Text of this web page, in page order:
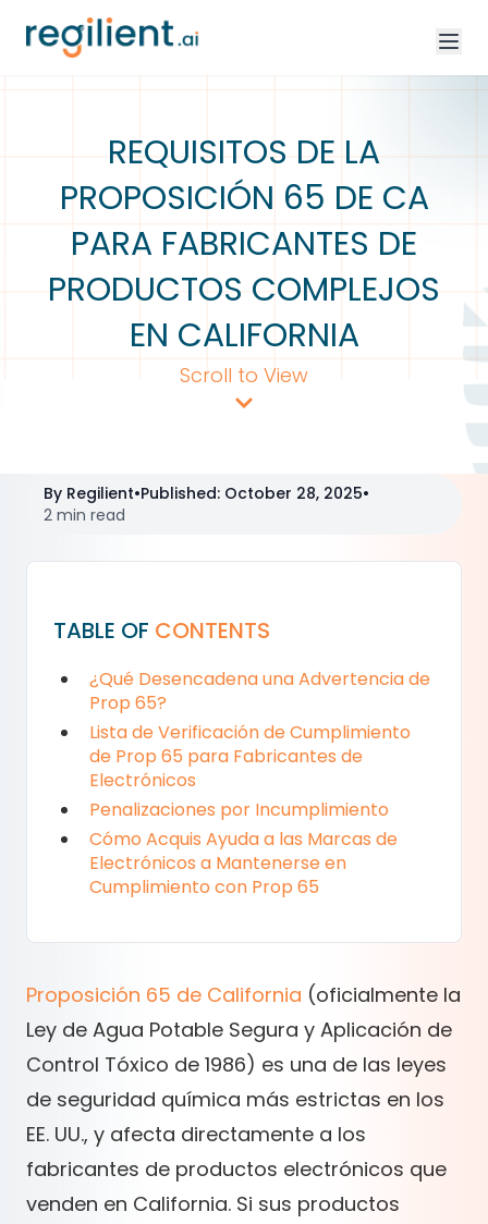
REQUISITOS DE LA
PROPOSICIÓN 65 DE CA
PARA FABRICANTES DE
PRODUCTOS COMPLEJOS
EN CALIFORNIA
Scroll to View
By Regilient•Published: October 28, 2025•
2 min read
TABLE OF CONTENTS
¿Qué Desencadena una Advertencia de
Prop 65?
Lista de Verificación de Cumplimiento
de Prop 65 para Fabricantes de
Electrónicos
Penalizaciones por Incumplimiento
Cómo Acquis Ayuda a las Marcas de
Electrónicos a Mantenerse en
Cumplimiento con Prop 65
Proposición 65 de California (oficialmente la
Ley de Agua Potable Segura y Aplicación de
Control Tóxico de 1986) es una de las leyes
de seguridad química más estrictas en los
EE. UU., y afecta directamente a los
fabricantes de productos electrónicos que
venden en California. Si sus productos